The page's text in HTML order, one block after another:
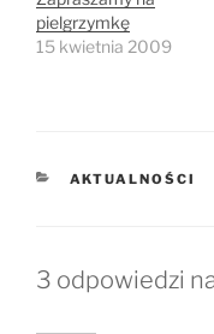
pielgrzymkę
15 kwietnia 2009
KATEGORIE
AKTUALNOŚCI
3 odpowiedzi